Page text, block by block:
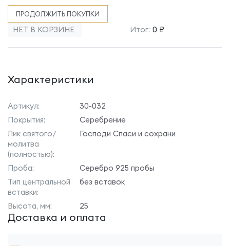
ПРОДОЛЖИТЬ ПОКУПКИ
НЕТ В КОРЗИНЕ Итог: 0 ₽
Характеристики
Артикул:
30-032
Покрытия:
Серебрение
Лик святого/
молитва
(полностью):
Господи Спаси и сохрани
Проба:
Серебро 925 пробы
Тип центральной
вставки:
без вставок
Высота, мм: 25
Доставка и оплата